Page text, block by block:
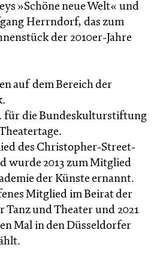
»Schöne neue Welt« und
Herrndorf, das zum
der 2010er-Jahre
auf dem Bereich der
für die Bundeskulturstiftung
des Christopher-Street-
wurde 2013 zum Mitglied
der Künste ernannt.
Mitglied im Beirat der
und Theater und 2021
Mal in den Düsseldorfer